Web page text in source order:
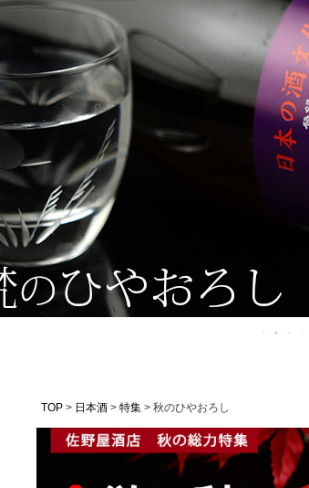
TOP 日本酒 特集 秋のひやおろし